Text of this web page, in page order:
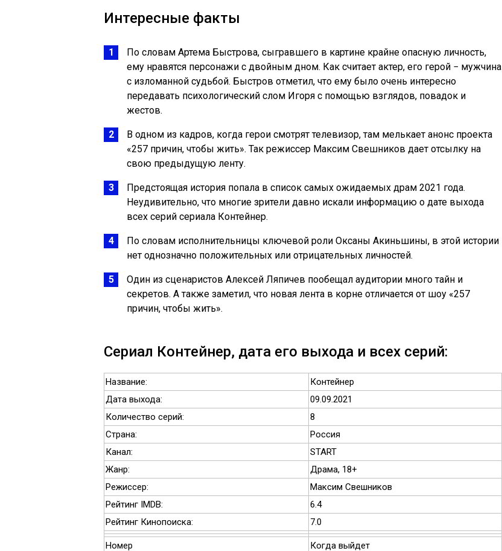
Интересные факты
По словам Артема Быстрова, сыгравшего в картине крайне опасную личность,
ему нравятся персонажи с двойным дном. Как считает актер, его герой − мужчина
с изломанной судьбой. Быстров отметил, что ему было очень интересно
передавать психологический слом Игоря с помощью взглядов, повадок и
жестов.
В одном из кадров, когда герои смотрят телевизор, там мелькает анонс проекта
«257 причин, чтобы жить». Так режиссер Максим Свешников дает отсылку на
свою предыдущую ленту.
Предстоящая история попала в список самых ожидаемых драм 2021 года.
Неудивительно, что многие зрители давно искали информацию о дате выхода
всех серий сериала Контейнер.
По словам исполнительницы ключевой роли Оксаны Акиньшины, в этой истории
нет однозначно положительных или отрицательных личностей.
Один из сценаристов Алексей Ляпичев пообещал аудитории много тайн и
секретов. А также заметил, что новая лента в корне отличается от шоу «257
причин, чтобы жить».
Сериал Контейнер, дата его выхода и всех серий:
Название:
Контейнер
Дата выхода:
09.09.2021
Количество серий:
8
Страна:
Россия
Канал:
START
Жанр:
Драма, 18+
Режиссер:
Максим Свешников
Рейтинг IMDB:
6.4
Рейтинг Кинопоиска:
7.0
Номер Когда выйдет